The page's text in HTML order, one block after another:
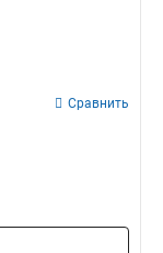
Сравнить